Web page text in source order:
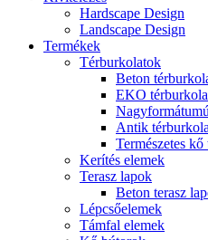
Hardscape Design
Landscape Design
Termékek
Térburkolatok
Beton
EKO
Antik
Természetes
Kerítés elemek
Terasz lapok
Beton terasz
Lépcsőelemek
Támfal elemek